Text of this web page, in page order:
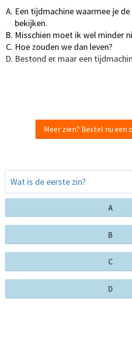
Een tijdmachine waarmee je
bekijken.
Misschien moet ik wel minder
Hoe zouden we dan leven?
Bestond er maar een
Meer zien? Bestel nu een
Wat is de eerste zin?
A
B
C
D